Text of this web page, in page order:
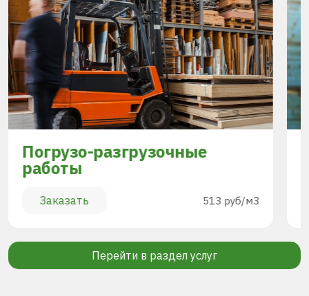
Погрузо-разгрузочные
работы
Заказать 513 руб/м3
Перейти в раздел услуг